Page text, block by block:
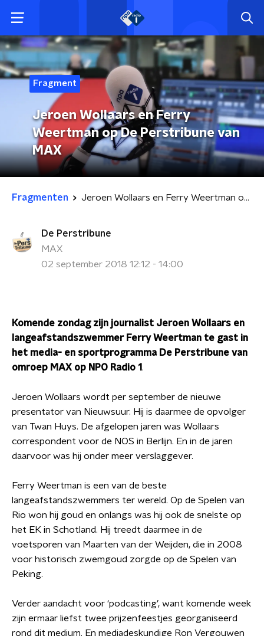
Fragment
Jeroen Wollaars en Ferry
Weertman op De Perstribune van
MAX
Fragmenten Jeroen Wollaars en Ferry Weertman op De Perstribune van MAX
De Perstribune
MAX
02 september 2018 12:12 - 14:00
Komende zondag zijn journalist Jeroen Wollaars en
langeafstandszwemmer Ferry Weertman te gast in
het media- en sportprogramma De Perstribune van
omroep MAX op NPO Radio 1 .
Jeroen Wollaars wordt per september de nieuwe
presentator van Nieuwsuur. Hij is daarmee de opvolger
van Twan Huys. De afgelopen jaren was Wollaars
correspondent voor de NOS in Berlijn. En in de jaren
daarvoor was hij onder meer verslaggever.
Ferry Weertman is een van de beste
langeafstandszwemmers ter wereld. Op de Spelen van
Rio won hij goud en onlangs was hij ook de snelste op
het EK in Schotland. Hij treedt daarmee in de
voetsporen van Maarten van der Weijden, die in 2008
voor historisch zwemgoud zorgde op de Spelen van
Peking.
Verder aandacht voor ‘podcasting’, want komende week
zijn ermaar liefst twee prijzenfeestjes georganiseerd
rond dit medium. En mediadeskundige Ron Vergouwen